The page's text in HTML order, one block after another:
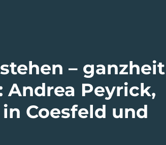
–
Peyrick,
Coesfeld und